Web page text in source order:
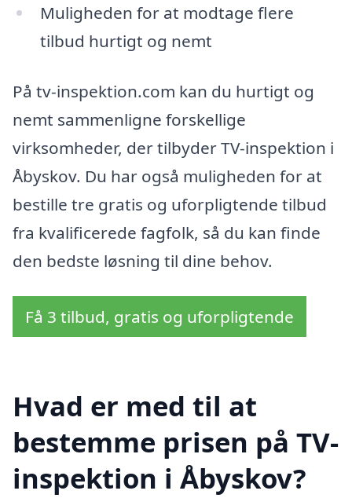
Muligheden for at modtage flere
tilbud hurtigt og nemt
På tv-inspektion.com kan du hurtigt og
nemt sammenligne forskellige
virksomheder, der tilbyder TV-inspektion i
Åbyskov. Du har også muligheden for at
bestille tre gratis og uforpligtende tilbud
fra kvalificerede fagfolk, så du kan finde
den bedste løsning til dine behov.
Få 3 tilbud, gratis og uforpligtende
Hvad er med til at
bestemme prisen på TV-
inspektion i Åbyskov?